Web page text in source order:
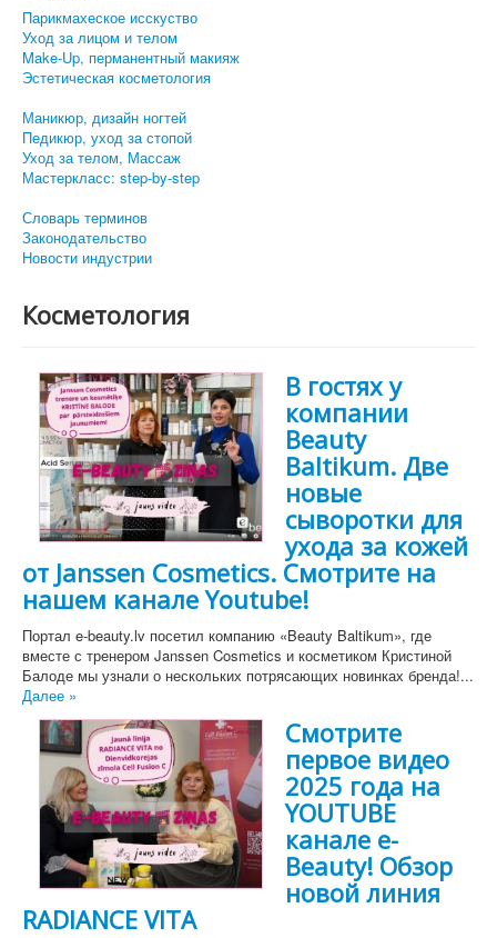
Парикмахеское исскуство
Уход за лицом и телом
Make-Up, перманентный макияж
Эстетическая косметология
Маникюр, дизайн ногтей
Педикюр, уход за стопой
Уход за телом, Массаж
Мастеркласс: step-by-step
Словарь терминов
Законодательство
Новости индустрии
Косметология
В гостях у
компании
Beauty
Baltikum. Две
новые
сыворотки для
ухода за кожей
от Janssen Cosmetics. Смотрите на
нашем канале Youtube!
Портал e-beauty.lv посетил компанию «Beauty Baltikum», где
вместе с тренером Janssen Cosmetics и косметиком Кристиной
Балоде мы узнали о нескольких потрясающих новинках бренда!...
Далее »
Смотрите
первое видео
2025 года на
YOUTUBE
канале e-
Beauty! Обзор
новой линия
RADIANCE VITA